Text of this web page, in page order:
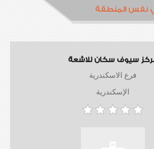
نفس المنطقة
سيوف سكان للاشعة
فرع الاسكندرية
الإسكندرية